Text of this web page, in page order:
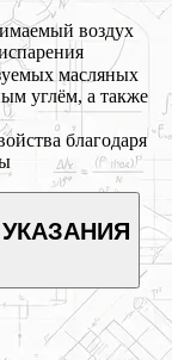
воздух
масляных
углём, а также
благодаря